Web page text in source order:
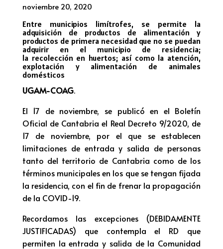
noviembre 20, 2020
Entre municipios limítrofes, se permite la
adquisición de productos de alimentación y
productos de primera necesidad que no se puedan
adquirir en el municipio de residencia;
la recolección en huertos; así como la atención,
explotación y alimentación de animales
domésticos
UGAM-COAG.
El 17 de noviembre, se publicó en el Boletín
Oficial de Cantabria el Real Decreto 9/2020, de
17 de noviembre, por el que se establecen
limitaciones de entrada y salida de personas
tanto del territorio de Cantabria como de los
términos municipales en los que se tengan fijada
la residencia, con el fin de frenar la propagación
de la COVID-19.
Recordamos las excepciones (DEBIDAMENTE
JUSTIFICADAS) que contempla el RD que
permiten la entrada y salida de la Comunidad